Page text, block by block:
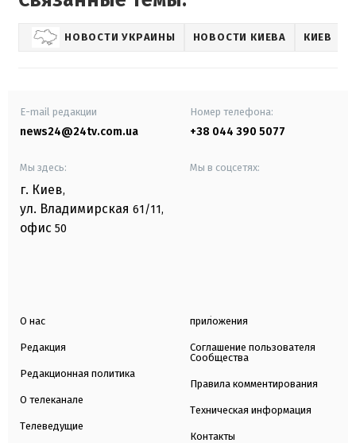
НОВОСТИ УКРАИНЫ НОВОСТИ КИЕВА КИЕВ
E-mail редакции
news24@24tv.com.ua
Номер телефона:
+38 044 390 5077
Мы здесь:
г. Киев,
ул. Владимирская 61/11,
офис 50
Мы в соцсетях:
О нас
Редакция
Редакционная политика
О телеканале
Телеведущие
приложения
Соглашение пользователя
Сообщества
Правила комментирования
Техническая информация
Контакты